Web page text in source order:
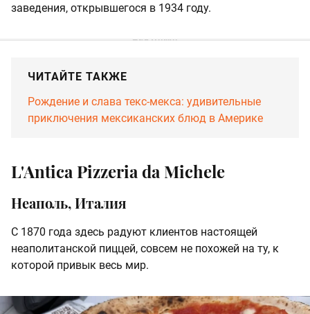
заведения, открывшегося в 1934 году.
ЧИТАЙТЕ ТАКЖЕ
Рождение и слава текс-мекса: удивительные
приключения мексиканских блюд в Америке
L'Antica Pizzeria da Michele
Неаполь, Италия
С 1870 года здесь радуют клиентов настоящей
неаполитанской пиццей, совсем не похожей на ту, к
которой привык весь мир.